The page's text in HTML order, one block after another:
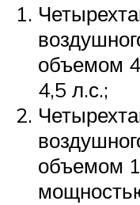
объемом
4,5 л.с.;
объемом